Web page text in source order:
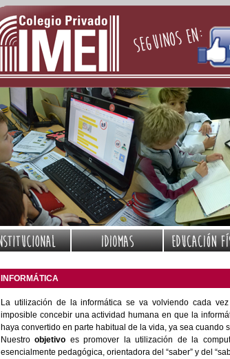
INFORMÁTICA
La utilización de la informática se va volviendo cada
imposible concebir una actividad humana en que la
haya convertido en parte habitual de la vida, ya sea cuando
Nuestroobjetivo es promover la utilización de la
esencialmente pedagógica, orientadora del “saber” y del